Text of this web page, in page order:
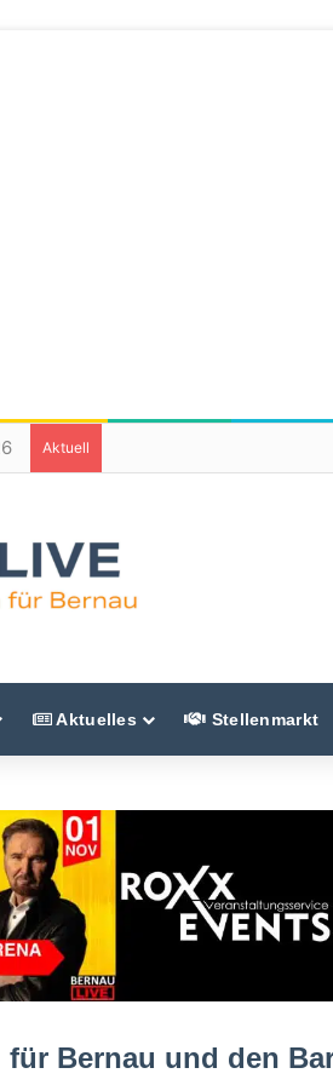
Aktuell
Aktuelles Stellenmarkt
Bernau und den